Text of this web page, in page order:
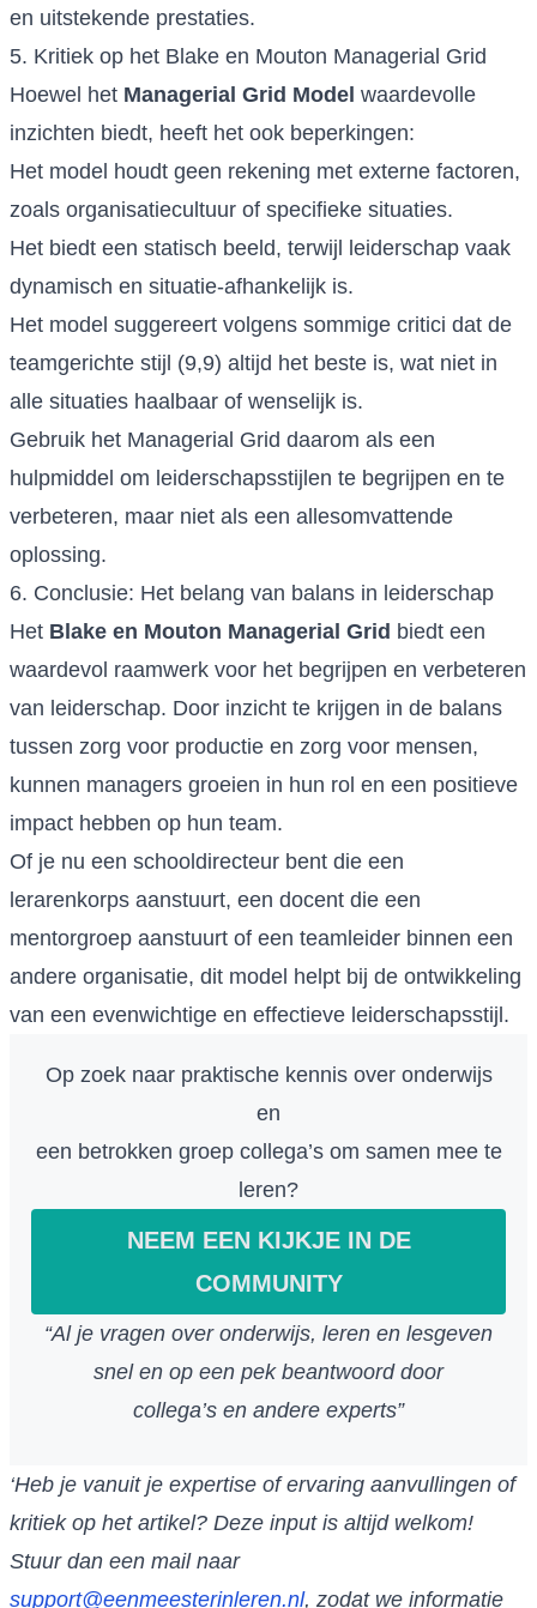
en uitstekende prestaties.
5. Kritiek op het Blake en Mouton Managerial Grid
Hoewel het Managerial Grid Model waardevolle
inzichten biedt, heeft het ook beperkingen:
Het model houdt geen rekening met externe factoren,
zoals organisatiecultuur of specifieke situaties.
Het biedt een statisch beeld, terwijl leiderschap vaak
dynamisch en situatie-afhankelijk is.
Het model suggereert volgens sommige critici dat de
teamgerichte stijl (9,9) altijd het beste is, wat niet in
alle situaties haalbaar of wenselijk is.
Gebruik het Managerial Grid daarom als een
hulpmiddel om leiderschapsstijlen te begrijpen en te
verbeteren, maar niet als een allesomvattende
oplossing.
6. Conclusie: Het belang van balans in leiderschap
Het Blake en Mouton Managerial Grid biedt een
waardevol raamwerk voor het begrijpen en verbeteren
van leiderschap. Door inzicht te krijgen in de balans
tussen zorg voor productie en zorg voor mensen,
kunnen managers groeien in hun rol en een positieve
impact hebben op hun team.
Of je nu een schooldirecteur bent die een
lerarenkorps aanstuurt, een docent die een
mentorgroep aanstuurt of een teamleider binnen een
andere organisatie, dit model helpt bij de ontwikkeling
van een evenwichtige en effectieve leiderschapsstijl.
Op zoek naar praktische kennis over onderwijs
en
een betrokken groep collega’s om samen mee te
leren?
NEEM EEN KIJKJE IN DE
COMMUNITY
“Al je vragen over onderwijs, leren en lesgeven
snel en op een pek beantwoord door
collega’s en andere experts”
‘Heb je vanuit je expertise of ervaring aanvullingen of
kritiek op het artikel? Deze input is altijd welkom!
Stuur dan een mail naar
support@eenmeesterinleren.nl, zodat we informatie